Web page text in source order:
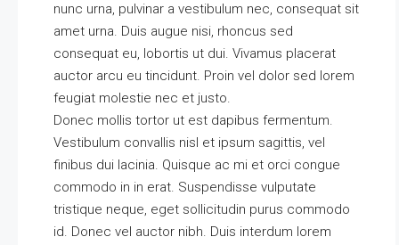
nunc urna, pulvinar a vestibulum nec, consequat sit
amet urna. Duis augue nisi, rhoncus sed
consequat eu, lobortis ut dui. Vivamus placerat
auctor arcu eu tincidunt. Proin vel dolor sed lorem
feugiat molestie nec et justo.
Donec mollis tortor ut est dapibus fermentum.
Vestibulum convallis nisl et ipsum sagittis, vel
finibus dui lacinia. Quisque ac mi et orci congue
commodo in in erat. Suspendisse vulputate
tristique neque, eget sollicitudin purus commodo
id. Donec vel auctor nibh. Duis interdum lorem